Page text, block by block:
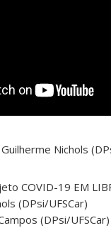
Nichols
COVID-19 EM
(DPsi/UFSCar)
(DPsi/UFSCar)